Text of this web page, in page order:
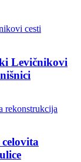
Levičnikovi
celovita